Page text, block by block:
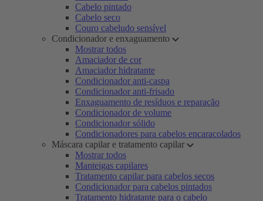
Cabelo pintado
Cabelo seco
Couro cabeludo sensível
Condicionador e enxaguamento
Mostrar todos
Amaciador de cor
Amaciador hidratante
Condicionador anti-caspa
Condicionador anti-frisado
Enxaguamento de resíduos e reparação
Condicionador de volume
Condicionador sólido
Condicionadores para cabelos encaracolados
Máscara capilar e tratamento capilar
Mostrar todos
Manteigas capilares
Tratamento capilar para cabelos secos
Condicionador para cabelos pintados
Tratamento hidratante para o cabelo